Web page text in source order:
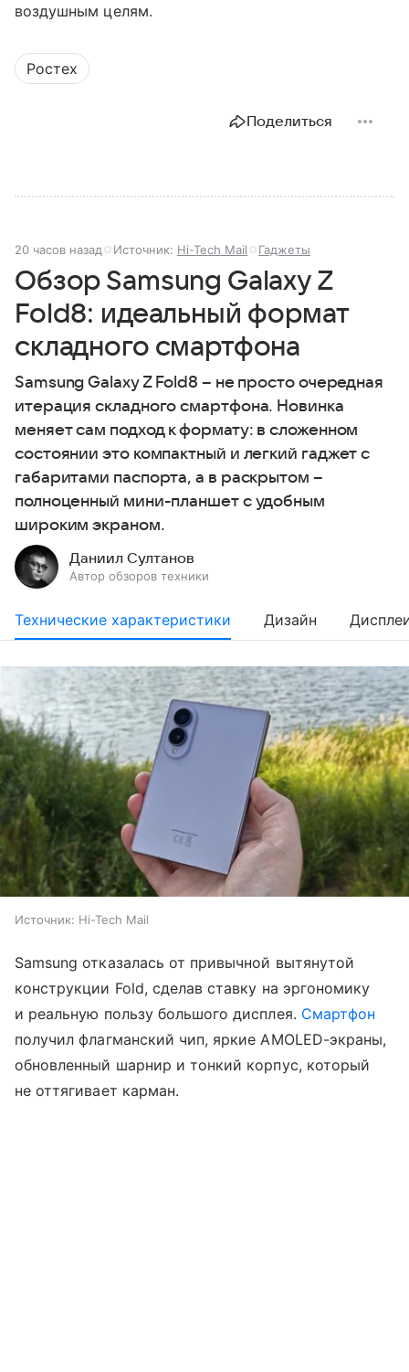
воздушным целям.
Ростех
Поделиться
20 часов назад Источник: Hi-Tech Mail Гаджеты
Обзор Samsung Galaxy Z
Fold8: идеальный формат
складного смартфона
Samsung Galaxy Z Fold8 – не просто очередная
итерация складного смартфона. Новинка
меняет сам подход к формату: в сложенном
состоянии это компактный и легкий гаджет с
габаритами паспорта, а в раскрытом –
полноценный мини-планшет с удобным
широким экраном.
Даниил Султанов
Автор обзоров техники
Технические характеристики Дизайн
Источник: Hi-Tech Mail
Samsung отказалась от привычной вытянутой
конструкции Fold, сделав ставку на эргономику
и реальную пользу большого дисплея. Смартфон
получил флагманский чип, яркие AMOLED-экраны,
обновленный шарнир и тонкий корпус, который
не оттягивает карман.